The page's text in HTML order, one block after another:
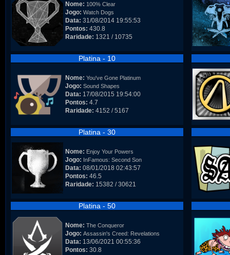
Nome: 100% Clear
Jogo: Watch Dogs
Data: 31/08/2014 19:55:53
Pontos: 430.8
Raridade: 1321 / 10735
Platina - 10
Nome: You've Gone Platinum
Jogo: Sound Shapes
Data: 17/08/2015 19:54:00
Pontos: 4.7
Raridade: 4152 / 5167
Platina - 30
Nome: Enjoy Your Powers
Jogo: InFamous: Second Son
Data: 08/01/2018 02:43:57
Pontos: 46.5
Raridade: 15382 / 30621
Platina - 50
Nome: The Conqueror
Jogo: Assassin's Creed: Revelations
Data: 13/06/2021 00:55:36
Pontos: 30.8